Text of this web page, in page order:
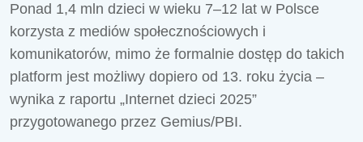
Ponad 1,4 mln dzieci w wieku 7–12 lat w Polsce
korzysta z mediów społecznościowych i
komunikatorów, mimo że formalnie dostęp do takich
platform jest możliwy dopiero od 13. roku życia –
wynika z raportu „Internet dzieci 2025”
przygotowanego przez Gemius/PBI.